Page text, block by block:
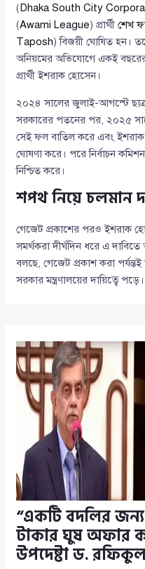
(Dhaka South City
(Awami League) প্রার্থীশেখ
Taposh) বিজয়ী ঘোষিত হন।
অনিয়মের অভিযোগে একই
প্রার্থী ইশরাক হোসেন।
২০২৪ সালের জুলাই-আগস্টে
সরকারের পতনের পর, ২০২৫
সেই ফল বাতিল করে এবং
ঘোষণা করে। পরে নির্বাচন
নিশ্চিত করে।
শপথ নিয়ে চলমান
গেজেট প্রকাশের পরও ইশরাক
সমর্থকরা দীর্ঘদিন ধরে এ
বলছে, গেজেট প্রকাশ করা পর্যন্তই
সরকার মন্ত্রণালয়ের দায়িত্বে পড়ে।
“একটি বদলির
টাকার ঘুষ অফার
উপদেষ্টা ড.